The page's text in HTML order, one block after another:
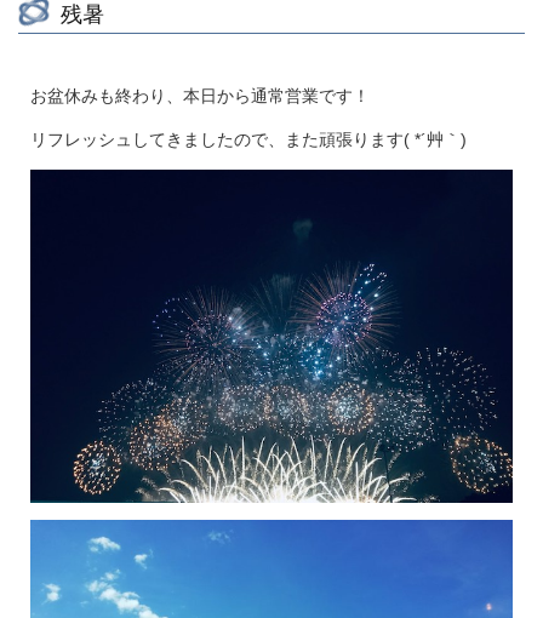
残暑
お盆休みも終わり、本日から通常営業です！
リフレッシュしてきましたので、また頑張ります( *´艸｀)